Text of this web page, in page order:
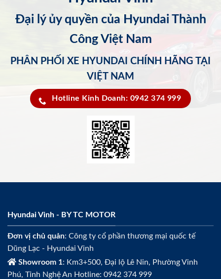
Đại lý ủy quyền của Hyundai Thành
Công Việt Nam
PHÂN PHỐI XE HYUNDAI CHÍNH HÃNG TẠI
VIỆT NAM
Hotline Kinh Doanh: 0942 374 999
Hyundai Vinh - BY TC MOTOR
Đơn vị chủ quản: Công ty cổ phần thương mại quốc tế
Dũng Lạc - Hyundai Vinh
Showroom 1: Km3+500, Đại lộ Lê Nin, Phường Vinh
Phú, Tỉnh Nghệ An Hotline: 0942 374 999